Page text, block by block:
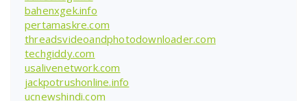
bahenxgek.info
pertamaskre.com
threadsvideoandphotodownloader.com
techgiddy.com
usalivenetwork.com
jackpotrushonline.info
ucnewshindi.com